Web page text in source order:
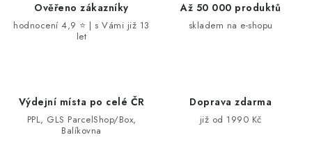
Ověřeno zákazníky
hodnocení 4,9 ⭐ | s Vámi již 13
let
Až 50 000 produktů
skladem na e-shopu
Výdejní místa po celé ČR
PPL, GLS ParcelShop/Box,
Balíkovna
Doprava zdarma
již od 1990 Kč